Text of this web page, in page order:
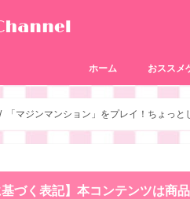
ホーム おススメ
「マジンマンション」をプレイ！ちょっ
基づく表記】本コンテンツは商